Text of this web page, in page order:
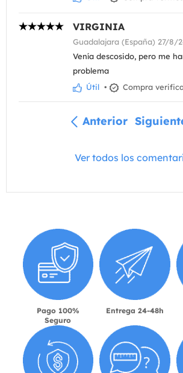
VIRGINIA
Guadalajara (España) 27/8/
Venía descosido, pero me
problema
Útil • Compra
Anterior
Ver todos los
Pago 100%
Seguro
Entrega 24-48h